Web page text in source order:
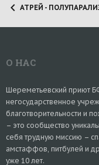
АТРЕЙ -
О НАС
Шереметьевский приют
негосударственное
благотворительности и
– это сообщество
себя трудную миссию –
амстаффов, питбулей и
уже 10 лет.